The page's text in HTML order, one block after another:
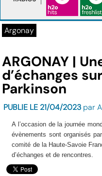
Argonay
ARGONAY |
d’échanges
Parkinson
PUBLIE LE 21/04/2023 par
A l’occasion de la journée
évènements sont organisés
comité de la Haute-Savoie
d’échanges et de rencontres.